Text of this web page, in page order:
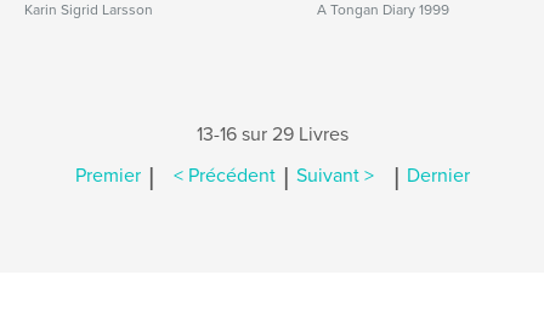
Karin Sigrid Larsson A Tongan Diary 1999
13-16 sur 29 Livres
Premier | < Précédent | Suivant > | Dernier